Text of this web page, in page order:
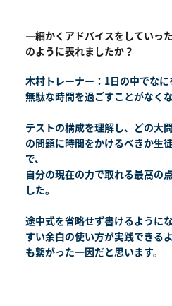
―細かくアドバイスをしていっ
のように表れましたか？
木村トレーナー：1日の中でなに
無駄な時間を過ごすことがなく
テストの構成を理解し、どの大
の問題に時間をかけるべきか生
で、
自分の現在の力で取れる最高の
した。
途中式を省略せず書けるように
すい余白の使い方が実践できる
も繋がった一因だと思います。